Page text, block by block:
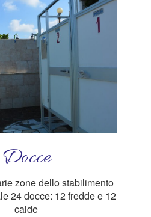
Docce
zone dello stabilimento
24 docce: 12 fredde e 12
calde